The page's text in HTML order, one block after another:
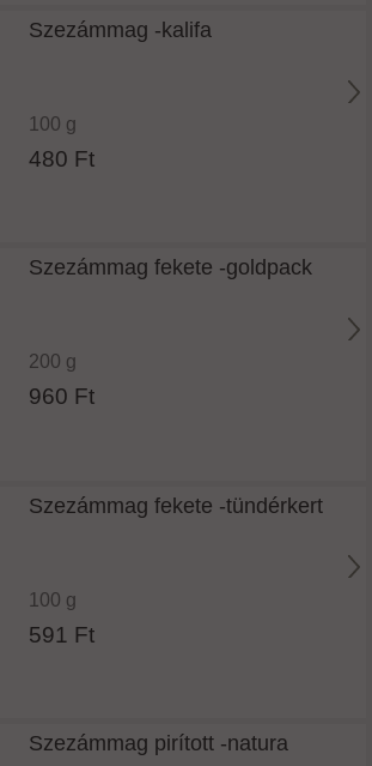
Szezámmag -kalifa
100 g
480 Ft
Szezámmag fekete -goldpack
200 g
960 Ft
Szezámmag fekete -tündérkert
100 g
591 Ft
Szezámmag pirított -natura